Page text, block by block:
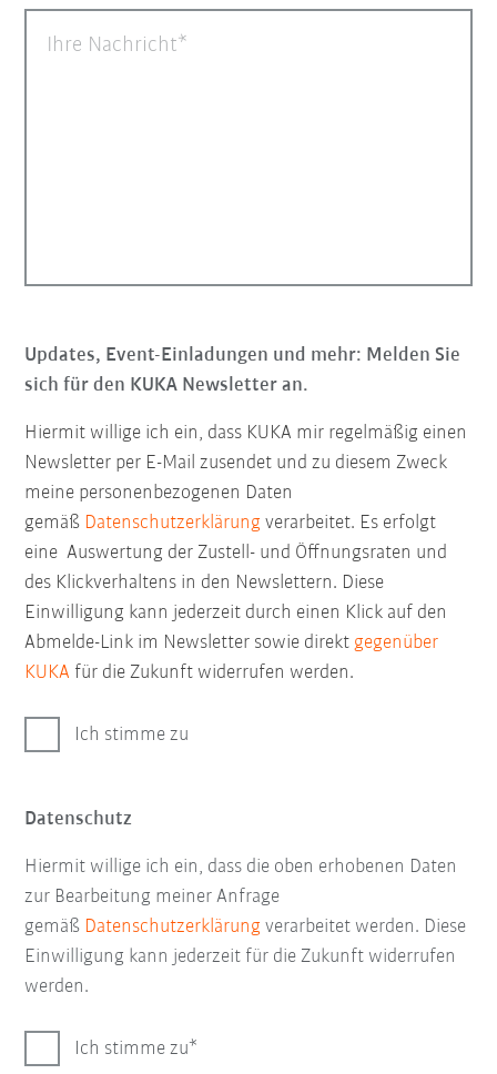
Ihre Nachricht
Updates, Event-Einladungen und mehr: Melden Sie
sich für den KUKA Newsletter an.
Hiermit willige ich ein, dass KUKA mir regelmäßig einen
Newsletter per E-Mail zusendet und zu diesem Zweck
meine personenbezogenen Daten
gemäß Datenschutzerklärung verarbeitet. Es erfolgt
eine Auswertung der Zustell- und Öffnungsraten und
des Klickverhaltens in den Newslettern. Diese
Einwilligung kann jederzeit durch einen Klick auf den
Abmelde-Link im Newsletter sowie direktgegenüber
KUKA für die Zukunft widerrufen werden.
Ich stimme zu
Datenschutz
Hiermit willige ich ein, dass die oben erhobenen Daten
zur Bearbeitung meiner Anfrage
gemäß Datenschutzerklärung verarbeitet werden. Diese
Einwilligung kann jederzeit für die Zukunft widerrufen
werden.
Ich stimme zu